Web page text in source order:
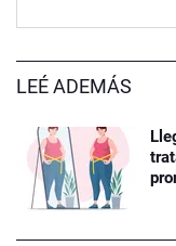
LEÉ ADEMÁS